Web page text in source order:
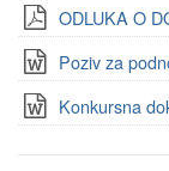
ODLUKA O
Poziv za
Konkursna